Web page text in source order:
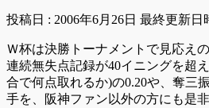
投稿日 : 2006年6月26日 最終更新日
Ｗ杯は決勝トーナメントで見応え
連続無失点記録が40イニングを超
合で何点取れるか)の0.20や、奪三
手を、阪神ファン以外の方にも是